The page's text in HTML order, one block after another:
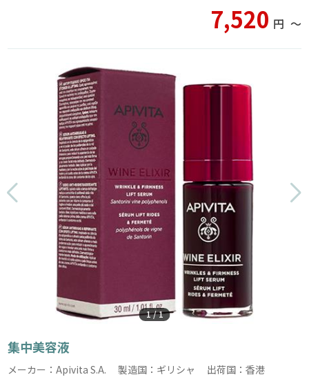
7,520 円 〜
1/1
集中美容液
メーカー：Apivita S.A. 製造国：ギリシャ 出荷国：香港